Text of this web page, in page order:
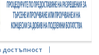
достъпност